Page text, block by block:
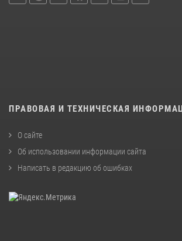
ПРАВОВАЯ И ТЕХНИЧЕСКАЯ
О сайте
Об использовании информации сайта
Написать в редакцию об ошибках